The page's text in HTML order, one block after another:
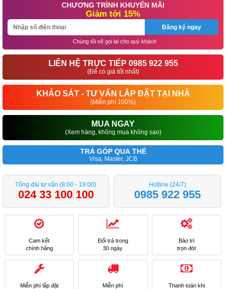
CHƯƠNG TRÌNH KHUYẾN MÃI
Giảm tới 15%
Đăng ký ngay
Chúng tôi sẽ gọi lại cho quý khách
LIÊN HỆ TRỰC TIẾP 0985 922 955
(Để có giá tốt nhất)
KHẢO SÁT - TƯ VẤN LẮP ĐẶT TẠI NHÀ
(Miễn phí 100%)
MUA NGAY
(Xem hàng, không mua không sao)
TRẢ GÓP QUA THẺ
Visa, Master, JCB
Tổng đài tư vấn (8:00 - 19:00)
024 33 100 100
Hotline (24/7)
0985 922 955
Cam kết
chính hãng
Đổi trả trong
30 ngày
Bảo trì
trọn đời
Miễn phí lắp đặt
Miễn phí
Thanh toán khi